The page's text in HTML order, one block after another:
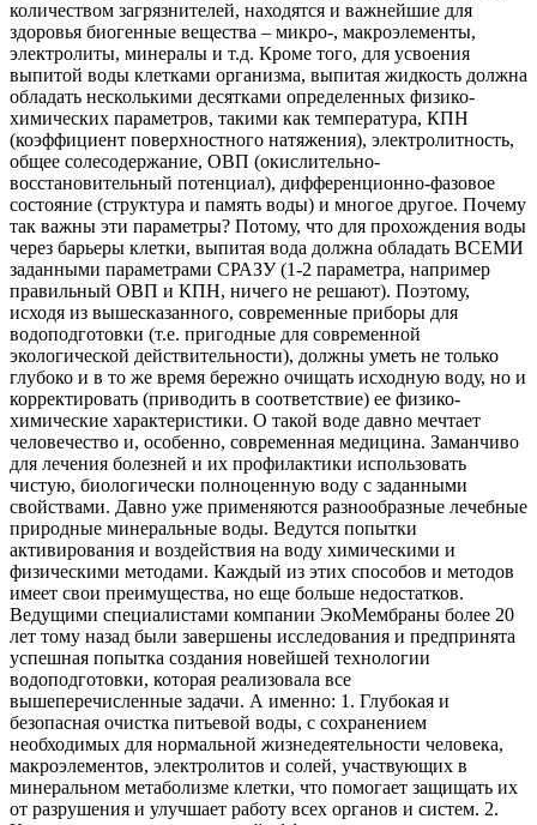
количеством загрязнителей, находятся и важнейшие для
здоровья биогенные вещества – микро-, макроэлементы,
электролиты, минералы и т.д. Кроме того, для усвоения
выпитой воды клетками организма, выпитая жидкость должна
обладать несколькими десятками определенных физико-
химических параметров, такими как температура, КПН
(коэффициент поверхностного натяжения), электролитность,
общее солесодержание, ОВП (окислительно-
восстановительный потенциал), дифференционно-фазовое
состояние (структура и память воды) и многое другое. Почему
так важны эти параметры? Потому, что для прохождения воды
через барьеры клетки, выпитая вода должна обладать ВСЕМИ
заданными параметрами СРАЗУ (1-2 параметра, например
правильный ОВП и КПН, ничего не решают). Поэтому,
исходя из вышесказанного, современные приборы для
водоподготовки (т.е. пригодные для современной
экологической действительности), должны уметь не только
глубоко и в то же время бережно очищать исходную воду, но и
корректировать (приводить в соответствие) ее физико-
химические характеристики. О такой воде давно мечтает
человечество и, особенно, современная медицина. Заманчиво
для лечения болезней и их профилактики использовать
чистую, биологически полноценную воду с заданными
свойствами. Давно уже применяются разнообразные лечебные
природные минеральные воды. Ведутся попытки
активирования и воздействия на воду химическими и
физическими методами. Каждый из этих способов и методов
имеет свои преимущества, но еще больше недостатков.
Ведущими специалистами компании ЭкоМембраны более 20
лет тому назад были завершены исследования и предпринята
успешная попытка создания новейшей технологии
водоподготовки, которая реализовала все
вышеперечисленные задачи. А именно: 1. Глубокая и
безопасная очистка питьевой воды, с сохранением
необходимых для нормальной жизнедеятельности человека,
макроэлементов, электролитов и солей, участвующих в
минеральном метаболизме клетки, что помогает защищать их
от разрушения и улучшает работу всех органов и систем. 2.